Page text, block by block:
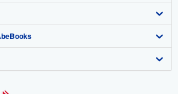
de afiliados
guías